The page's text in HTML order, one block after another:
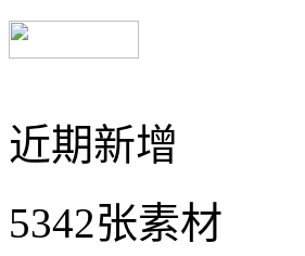
近期新增
5342张素材